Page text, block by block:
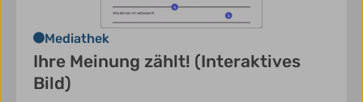
Mediathek
Ihre Meinung zählt! (Interaktives
Bild)